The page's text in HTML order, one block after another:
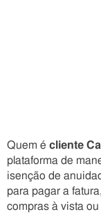
Quem é cliente
plataforma de
isenção de
para pagar a
compras à vista